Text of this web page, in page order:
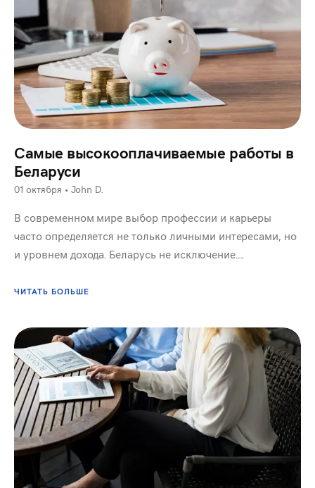
Самые высокооплачиваемые работы в
Беларуси
01 октября •John D.
В современном мире выбор профессии и карьеры
часто определяется не только личными интересами, но
и уровнем дохода. Беларусь не исключение….
ЧИТАТЬ БОЛЬШЕ